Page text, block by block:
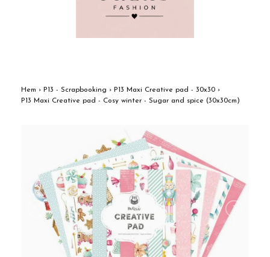
Hem › P13 - Scrapbooking › P13 Maxi Creative pad - 30x30 ›
P13 Maxi Creative pad - Cosy winter - Sugar and spice (30x30cm)